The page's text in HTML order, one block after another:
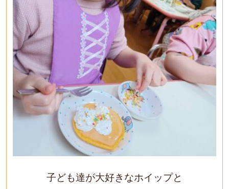
子ども達が大好きなホイップと